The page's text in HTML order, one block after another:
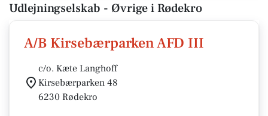
Udlejningselskab - Øvrige i Rødekro
A/B Kirsebærparken AFD III
c/o. Kæte Langhoff
Kirsebærparken 48
6230 Rødekro